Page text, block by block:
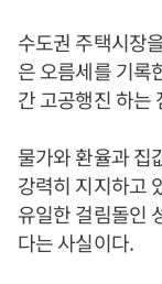
수도권 주택시장
은 오름세를 기록
간 고공행진 하는
물가와 환율과 집
강력히 지지하고
유일한 걸림돌인
다는 사실이다.